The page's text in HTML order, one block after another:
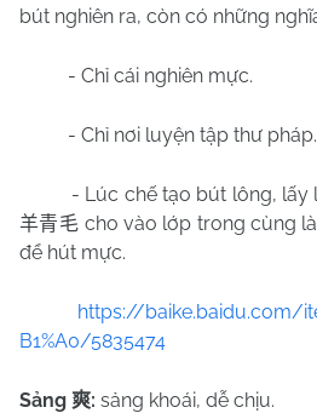
bút nghiên ra, còn có những
- Chỉ cái nghiên mực.
- Chỉ nơi luyện tập thư pháp.
- Lúc chế tạo bút lông, lấy
羊青毛 cho vào lớp trong cùng
để hút mực.
https://baike.baidu.com/
B1%A0/5835474
Sảng 爽: sảng khoái, dễ chịu.